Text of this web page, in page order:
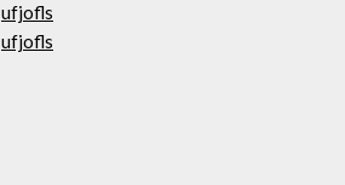
ufjofls
ufjofls